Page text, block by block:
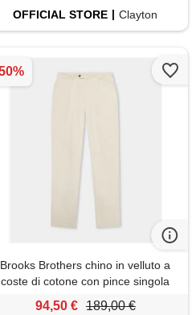
OFFICIAL STORE Clayton
Brooks Brothers chino in velluto a
coste di cotone con pince singola
bianco
94,50 € 189,00 €